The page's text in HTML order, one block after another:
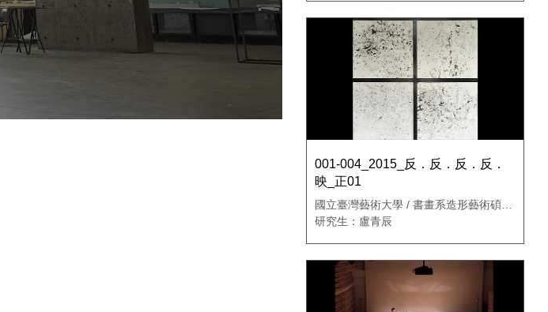
001-004_2015_反．反．反．反．
映_正01
國立臺灣藝術大學 / 書畫系造形藝術碩士
班
研究生：盧青辰